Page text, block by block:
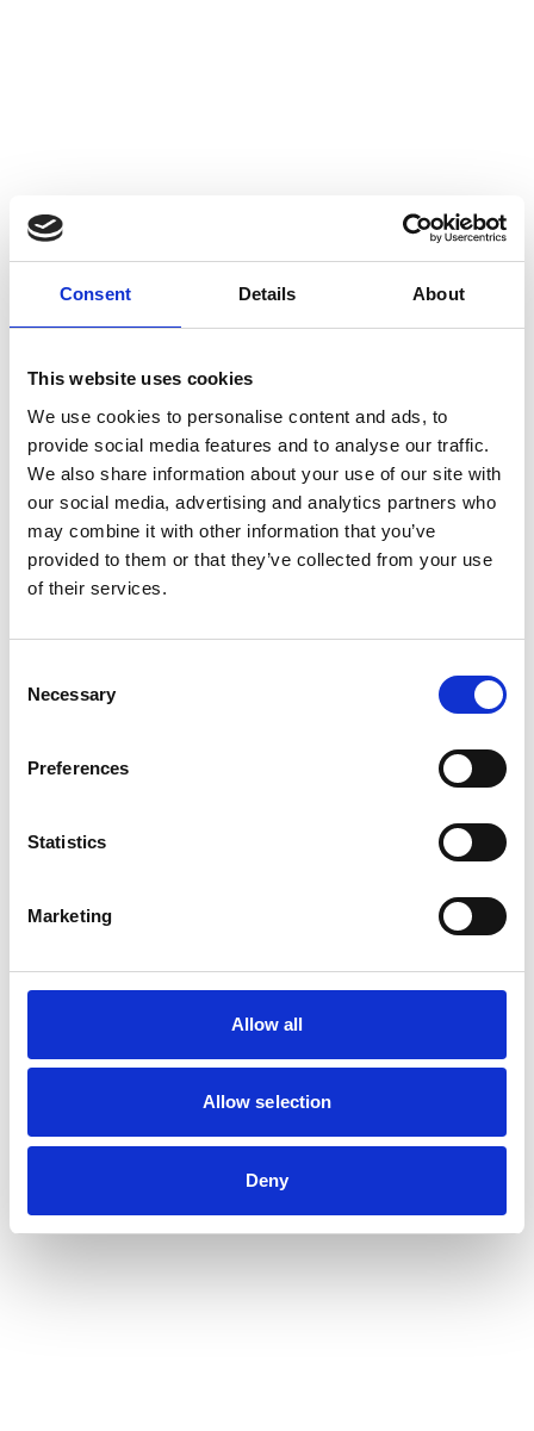
Consent Details About
This website uses cookies
We use cookies to personalise content and ads, to
provide social media features and to analyse our traffic.
We also share information about your use of our site with
our social media, advertising and analytics partners who
may combine it with other information that you’ve
provided to them or that they’ve collected from your use
of their services.
Selection
Necessary
Preferences
Statistics
Marketing
Allow all
Allow selection
Deny